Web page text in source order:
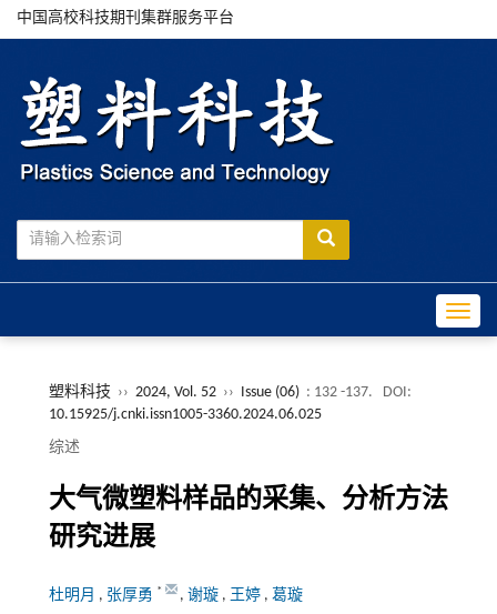
中国高校科技期刊集群服务平台
塑料科技 ›› 2024, Vol. 52 ›› Issue (06) : 132 -137.
DOI:
10.15925/j.cnki.issn1005-3360.2024.06.025
综述
大气微塑料样品的采集、分析方法
研究进展
杜明月 , 张厚勇 * , 谢璇 , 王婷 , 葛璇